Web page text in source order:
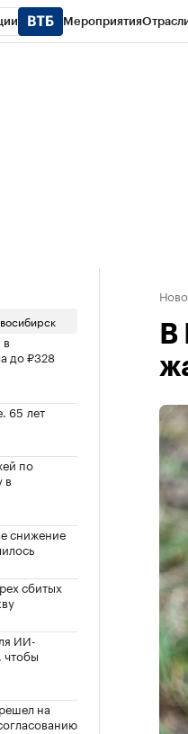
Мероприятия
до ₽328
65 лет
по
в
снижение
сбитых
ИИ-
чтобы
на
В